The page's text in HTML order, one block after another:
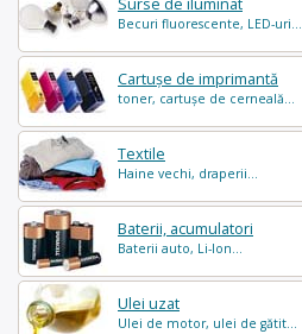
Surse de iluminat
Becuri fluorescente, LED-uri...
Cartușe de imprimantă
toner, cartușe de cerneală...
Textile
Haine vechi, draperii...
Baterii, acumulatori
Baterii auto, Li-Ion...
Ulei uzat
Ulei de motor, ulei de gătit...